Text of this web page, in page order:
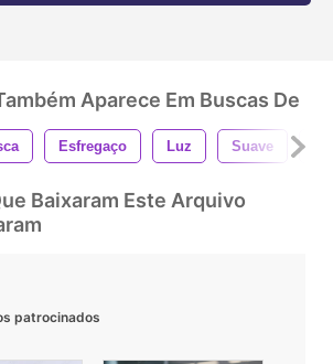
Aparece Em Buscas De
Esfregaço Luz Suave
Baixaram Este Arquivo
patrocinados